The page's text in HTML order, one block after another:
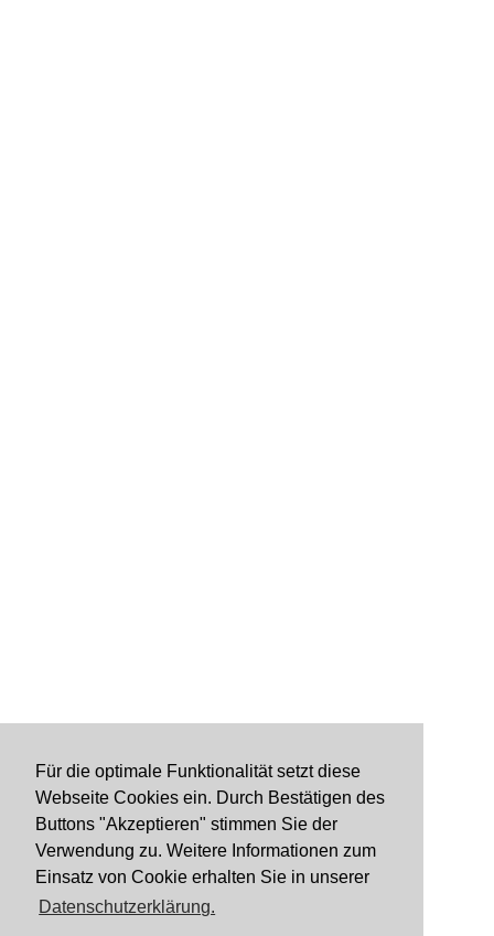
Für die optimale Funktionalität setzt diese
Webseite Cookies ein. Durch Bestätigen des
Buttons "Akzeptieren" stimmen Sie der
Verwendung zu. Weitere Informationen zum
Einsatz von Cookie erhalten Sie in unserer
Datenschutzerklärung.